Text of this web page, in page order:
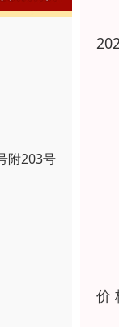
附203号
价